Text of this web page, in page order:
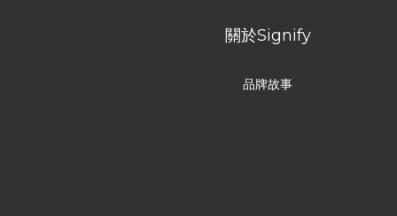
關於Signify
品牌故事